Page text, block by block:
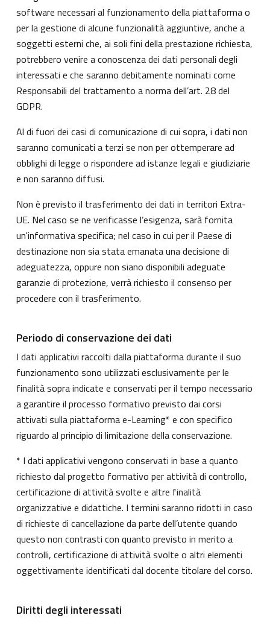
software necessari al funzionamento della piattaforma o
per la gestione di alcune funzionalità aggiuntive, anche a
soggetti esterni che, ai soli fini della prestazione richiesta,
potrebbero venire a conoscenza dei dati personali degli
interessati e che saranno debitamente nominati come
Responsabili del trattamento a norma dell’art. 28 del
GDPR.
Al di fuori dei casi di comunicazione di cui sopra, i dati non
saranno comunicati a terzi se non per ottemperare ad
obblighi di legge o rispondere ad istanze legali e giudiziarie
e non saranno diffusi.
Non è previsto il trasferimento dei dati in territori Extra-
UE. Nel caso se ne verificasse l’esigenza, sarà fornita
un'informativa specifica; nel caso in cui per il Paese di
destinazione non sia stata emanata una decisione di
adeguatezza, oppure non siano disponibili adeguate
garanzie di protezione, verrà richiesto il consenso per
procedere con il trasferimento.
Periodo di conservazione dei dati
I dati applicativi raccolti dalla piattaforma durante il suo
funzionamento sono utilizzati esclusivamente per le
finalità sopra indicate e conservati per il tempo necessario
a garantire il processo formativo previsto dai corsi
attivati sulla piattaforma e-Learning* e con specifico
riguardo al principio di limitazione della conservazione.
* I dati applicativi vengono conservati in base a quanto
richiesto dal progetto formativo per attività di controllo,
certificazione di attività svolte e altre finalità
organizzative e didattiche. I termini saranno ridotti in caso
di richieste di cancellazione da parte dell’utente quando
questo non contrasti con quanto previsto in merito a
controlli, certificazione di attività svolte o altri elementi
oggettivamente identificati dal docente titolare del corso.
Diritti degli interessati